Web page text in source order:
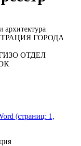
архитектура
ГОРОДА
ГИЗО ОТДЕЛ
(страниц: 1,